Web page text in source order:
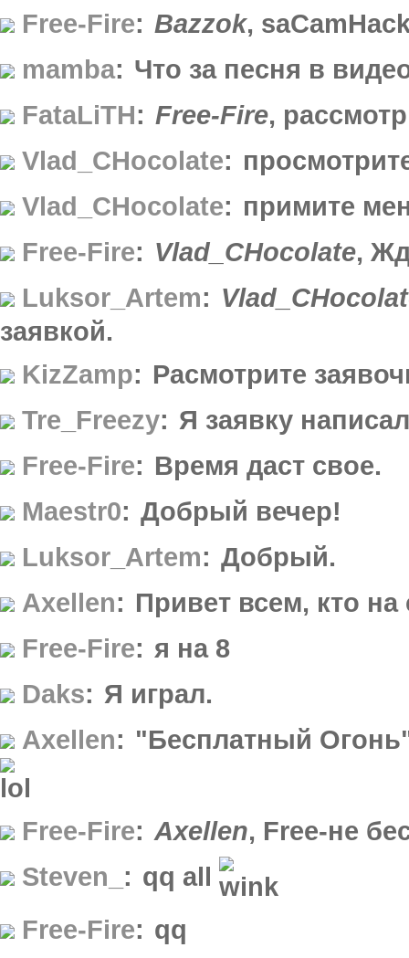
Free-Fire: Bazzok,
mamba: Что за песня в
FataLiTH: Free-Fire,
Vlad_CHocolate:
Vlad_CHocolate: примите
Free-Fire: Vlad_CHocolate,
Luksor_Artem:
заявкой.
KizZamp: Расмотрите
Tre_Freezy: Я заявку
Free-Fire: Время даст свое.
Maestr0: Добрый вечер!
Luksor_Artem: Добрый.
Axellen: Привет всем, кто на
Free-Fire: я на 8
Daks: Я играл.
Axellen: "Бесплатный
Free-Fire: Axellen, Free-не
Steven_ : qq all
Free-Fire: qq